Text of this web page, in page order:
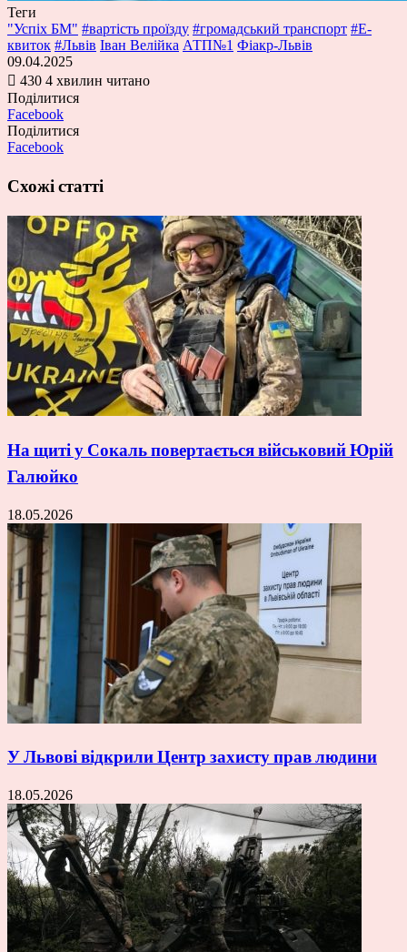
Теги
"Успіх БМ" #вартість проїзду #громадський транспорт #Е-
квиток #Львів Іван Велійка АТП№1 Фіакр-Львів
09.04.2025
430 4 хвилин читано
Поділитися
Facebook
Поділитися
Facebook
Схожі статті
На щиті у Сокаль повертається військовий Юрій
Галюйко
18.05.2026
У Львові відкрили Центр захисту прав людини
18.05.2026